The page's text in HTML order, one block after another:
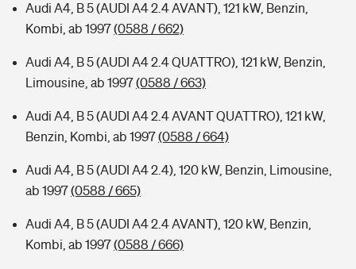
Audi A4, B 5 (AUDI A4 2.4 AVANT), 121 kW, Benzin,
Kombi, ab 1997(0588 / 662)
Audi A4, B 5 (AUDI A4 2.4 QUATTRO), 121 kW, Benzin,
Limousine, ab 1997(0588 / 663)
Audi A4, B 5 (AUDI A4 2.4 AVANT QUATTRO), 121 kW,
Benzin, Kombi, ab 1997(0588 / 664)
Audi A4, B 5 (AUDI A4 2.4), 120 kW, Benzin, Limousine,
ab 1997(0588 / 665)
Audi A4, B 5 (AUDI A4 2.4 AVANT), 120 kW, Benzin,
Kombi, ab 1997(0588 / 666)